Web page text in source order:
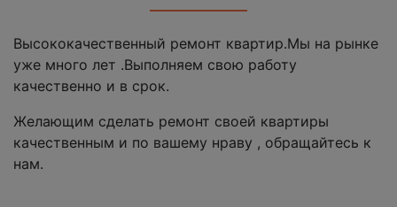
Высококачественный ремонт квартир.Мы на рынке
уже много лет .Выполняем свою работу
качественно и в срок.
Желающим сделать ремонт своей квартиры
качественным и по вашему нраву , обращайтесь к
нам.